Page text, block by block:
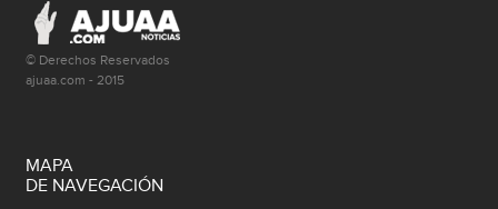
© Derechos Reservados
ajuaa.com - 2015
MAPA
DE NAVEGACIÓN